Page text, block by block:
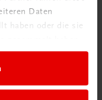
Daten
haben oder die sie
Hotel